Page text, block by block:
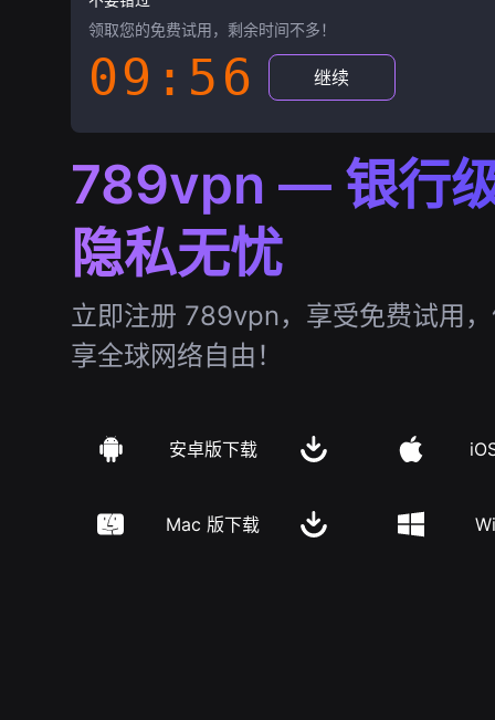
领取您的免费试用，剩余时间不多！
09:55 继续
789vpn — 银行
隐私无忧
立即注册 789vpn，享受免费试用
享全球网络自由！
安卓版下载
Mac 版下载